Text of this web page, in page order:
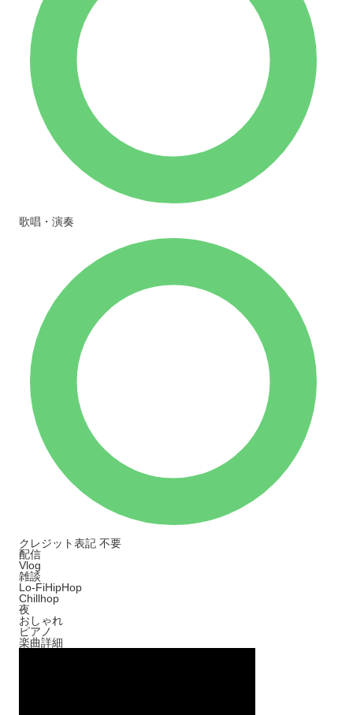
歌唱・演奏
クレジット表記 不要
配信
Vlog
雑談
Lo-FiHipHop
Chillhop
夜
おしゃれ
ピアノ
楽曲詳細